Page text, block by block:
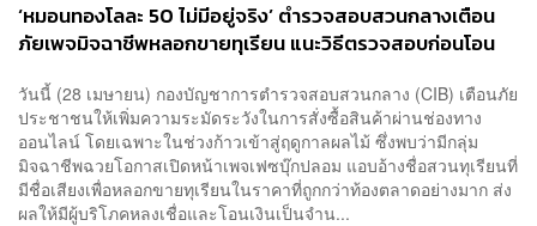
‘หมอนทองโลละ 50 ไม่มีอยู่จริง’ ตำรวจสอบสวนกลางเตือน
ภัยเพจมิจฉาชีพหลอกขายทุเรียน แนะวิธีตรวจสอบก่อนโอน
วันนี้ (28 เมษายน) กองบัญชาการตำรวจสอบสวนกลาง (CIB) เตือนภัย
ประชาชนให้เพิ่มความระมัดระวังในการสั่งซื้อสินค้าผ่านช่องทาง
ออนไลน์ โดยเฉพาะในช่วงก้าวเข้าสู่ฤดูกาลผลไม้ ซึ่งพบว่ามีกลุ่ม
มิจฉาชีพฉวยโอกาสเปิดหน้าเพจเฟซบุ๊กปลอม แอบอ้างชื่อสวนทุเรียนที่
มีชื่อเสียงเพื่อหลอกขายทุเรียนในราคาที่ถูกกว่าท้องตลาดอย่างมาก ส่ง
ผลให้มีผู้บริโภคหลงเชื่อและโอนเงินเป็นจำน...